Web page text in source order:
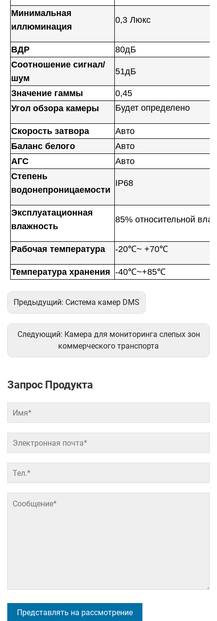
Минимальная
иллюминация
0,3 Люкс
ВДР
80дБ
Соотношение сигнал/
шум
51дБ
Значение гаммы
0,45
Угол обзора камеры
Будет определено
Скорость затвора
Авто
Баланс белого
Авто
АГС
Авто
Степень
водонепроницаемости
IP68
Эксплуатационная
влажность
85% относительной
Рабочая температура -20℃~ +70℃
Температура хранения -40℃~+85℃
Предыдущий: Система камер DMS
Следующий: Камера для мониторинга слепых зон
коммерческого транспорта
Запрос Продукта
Представлять на рассмотрение